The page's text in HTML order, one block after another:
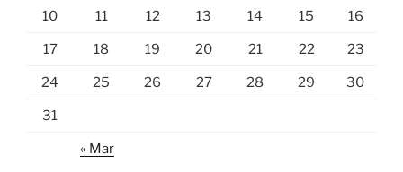
10 11 12 13 14 15 16
17 18 19 20 21 22 23
24 25 26 27 28 29 30
31
« Mar